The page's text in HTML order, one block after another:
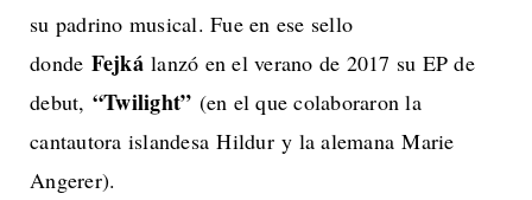
su padrino musical. Fue en ese sello
donde Fejkálanzó en el verano de 2017 su EP de
debut, “Twilight” (en el que colaboraron la
cantautora islandesa Hildur y la alemana Marie
Angerer).